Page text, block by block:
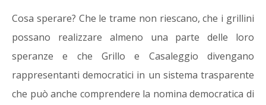
Cosa sperare? Che le trame non riescano, che i grillini
possano realizzare almeno una parte delle loro
speranze e che Grillo e Casaleggio divengano
rappresentanti democratici in un sistema trasparente
che può anche comprendere la nomina democratica di